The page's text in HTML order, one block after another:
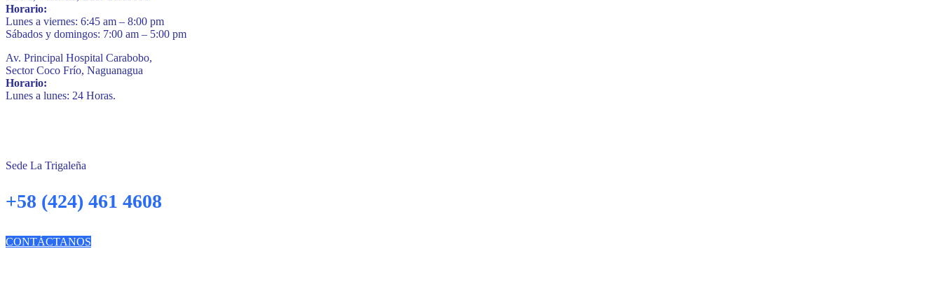
Horario:
Lunes a viernes: 6:45 am – 8:00 pm
Sábados y domingos: 7:00 am – 5:00 pm
Av. Principal Hospital Carabobo,
Sector Coco Frío, Naguanagua
Horario:
Lunes a lunes: 24 Horas.
Sede La Trigaleña
+58 (424) 461 4608
CONTÁCTANOS